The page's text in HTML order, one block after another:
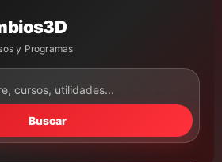
y Programas
Buscar